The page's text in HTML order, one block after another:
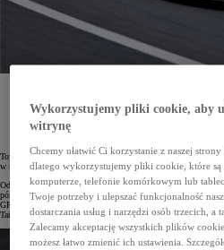
W zawodach wystartowała GR Corolla H2 Concept
i trwałość innowacyjnego
Toyota od lat inwestuje w technologie wodorowe. Zgodnie z
w redukcji emisji w transporcie i innych sektorach
Od 2014 roku na rynku dostępny jest model Mirai zasilany
później Toyota rozpoczęła program rozwoju wodorowych
GR Corolla H2 Concept, która od 2021 roku w japońskiej
Taikyu testuje innowacyjne rozwiązania.
Wykorzystujemy pliki cookie, aby
witrynę
Chcemy ułatwić Ci korzystanie z naszej strony
dlatego wykorzystujemy pliki cookie, które są
komputerze, telefonie komórkowym lub
Twoje potrzeby i ulepszać funkcjonalność
dostarczania usług i narzędzi osób trzecich, a
Zalecamy akceptację wszystkich plików
możesz łatwo zmienić ich ustawienia.